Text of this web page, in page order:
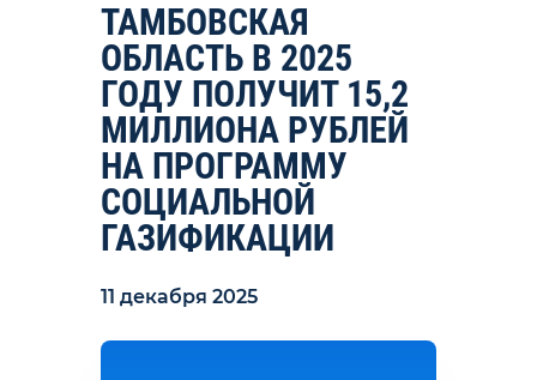
ТАМБОВСКАЯ
ОБЛАСТЬ В 2025
ГОДУ ПОЛУЧИТ 15,2
МИЛЛИОНА РУБЛЕЙ
НА ПРОГРАММУ
СОЦИАЛЬНОЙ
ГАЗИФИКАЦИИ
11 декабря 2025